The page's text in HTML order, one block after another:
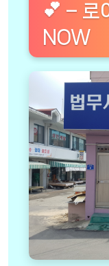
💕 – 로
NOW